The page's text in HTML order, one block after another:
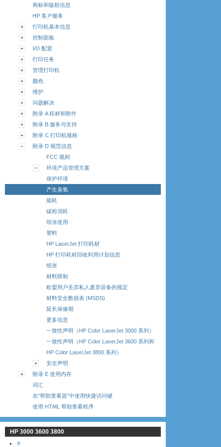
商标和版权信息
HP 客户服务
打印机基本信息
控制面板
I/O 配置
打印任务
管理打印机
颜色
维护
问题解决
附录 A 耗材和附件
附录 B 服务与支持
附录 C 打印机规格
附录 D 规范信息
FCC 规则
环境产品管理方案
保护环境
产生臭氧
能耗
碳粉消耗
纸张使用
塑料
HP LaserJet 打印耗材
HP 打印耗材回收利用计划信息
纸张
材料限制
欧盟用户丢弃私人废弃设备的规定
材料安全数据表 (MSDS)
延长保修期
更多信息
一致性声明（HP Color LaserJet 3000 系列）
一致性声明（HP Color LaserJet 3600 系列和
HP Color LaserJet 3800 系列）
安全声明
附录 E 使用内存
词汇
在“帮助查看器”中使用快捷访问键
使用 HTML 帮助查看程序
HP 3000 3600 3800
tr